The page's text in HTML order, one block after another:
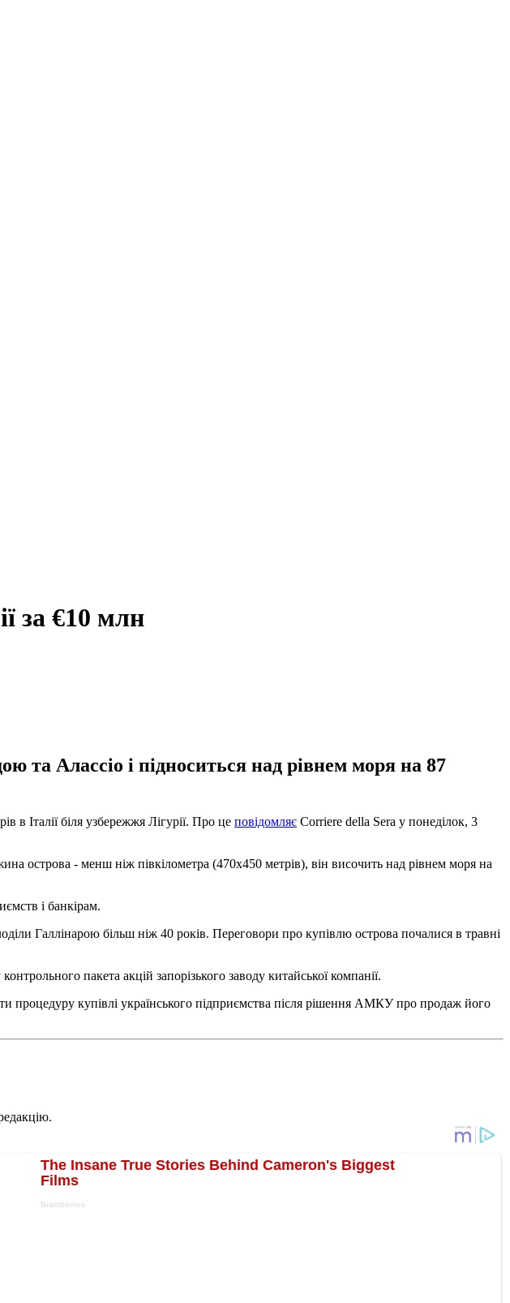
за €10 млн
та Алассіо і підноситься над рівнем моря на 87
в Італії біля узбережжя Лігурії. Про це повідомляє Corriere della Sera у понеділок, 3
острова - менш ніж півкілометра (470х450 метрів), він височить над рівнем моря на
і банкірам.
Галлінарою більш ніж 40 років. Переговори про купівлю острова почалися в травні
пакета акцій запорізького заводу китайської компанії.
процедуру купівлі українського підприємства після рішення АМКУ про продаж його